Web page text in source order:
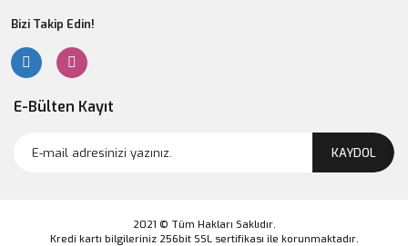
Bizi Takip Edin!
E-Bülten Kayıt
KAYDOL
2021 © Tüm Hakları Saklıdır.
Kredi kartı bilgileriniz 256bit SSL sertifikası ile korunmaktadır.